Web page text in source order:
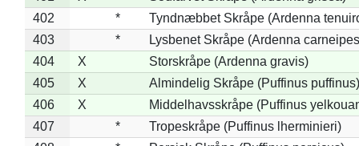
402
*
Tyndnæbbet Skråpe (Ardenna
403
*
Lysbenet Skråpe (Ardenna
404
X
Storskråpe (Ardenna gravis)
405
X
Almindelig Skråpe (Puffinus puffinus)
406
X
Middelhavsskråpe (Puffinus
407
*
Tropeskråpe (Puffinus lherminieri)